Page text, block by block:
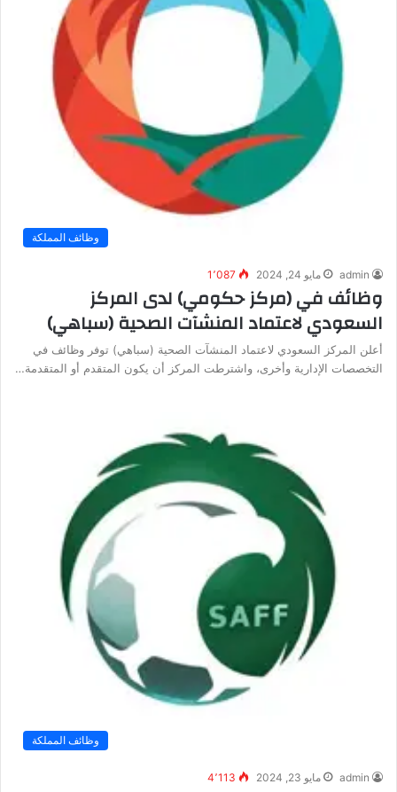
وظائف المملكة
admin مايو 24, 2024 1٬087
وظائف في (مركز حكومي) لدى المركز
السعودي لاعتماد المنشآت الصحية (سباهي)
أعلن المركز السعودي لاعتماد المنشآت الصحية (سباهي) توفر وظائف في
التخصصات الإدارية وأخرى، واشترطت المركز أن يكون المتقدم أو المتقدمة…
وظائف المملكة
admin مايو 23, 2024 4٬113